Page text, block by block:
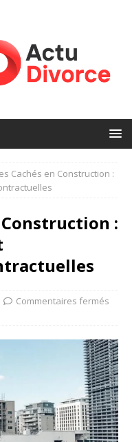
Cachés en Construction :
Construction :
Commentaires fermés